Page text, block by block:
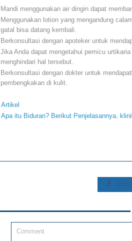
Mandi menggunakan air dingin dapat
Menggunakan lotion yang mengandung
gatal bisa datang kembali.
Berkonsultasi dengan apoteker untuk
Jika Anda dapat mengetahui pemicu
menghindari hal tersebut.
Berkonsultasi dengan dokter untuk
pembengkakan di kulit.
Category
Artikel
Tags
Apa itu Biduran? Berikut Penjelasannya,
 Like